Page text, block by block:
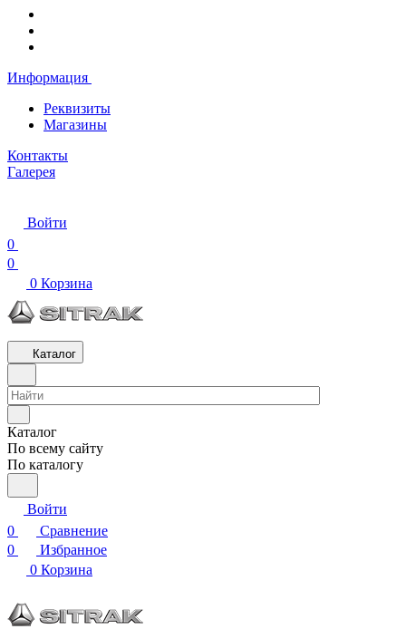
Информация
Реквизиты
Магазины
Контакты
Галерея
Войти
0
0
0 Корзина
Каталог
Каталог
По всему сайту
По каталогу
Войти
0
Сравнение
0
Избранное
0 Корзина